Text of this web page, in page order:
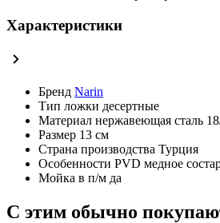
Характеристики
Бренд Narin
Тип ложки десертные
Материал нержавеющая сталь
Размер 13 см
Страна производства Турция
Особенности PVD медное
Мойка в п/м да
С этим обычно